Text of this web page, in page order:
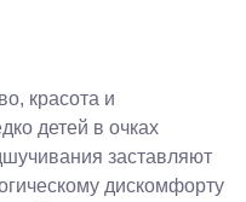
красота и
детей в очках
заставляют
дискомфорту